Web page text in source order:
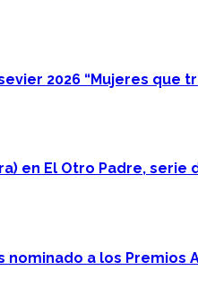
2026 “Mujeres que
en El Otro Padre, serie
nominado a los Premios